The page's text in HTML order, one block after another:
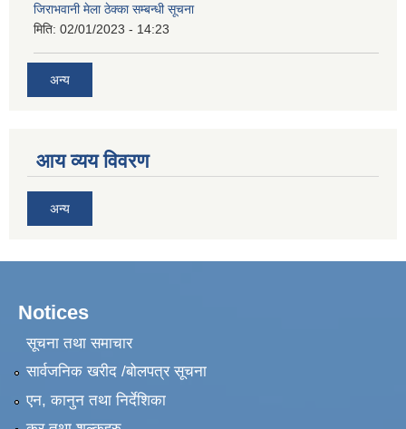
जिराभवानी मेला ठेक्का सम्बन्धी सूचना
मिति: 02/01/2023 - 14:23
अन्य
आय व्यय विवरण
अन्य
Notices
सूचना तथा समाचार
सार्वजनिक खरीद /बोलपत्र सूचना
एन, कानुन तथा निर्देशिका